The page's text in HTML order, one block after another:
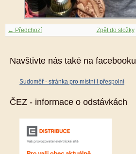
← Předchozí Zpět do složky
Navštivte nás také na facebooku
Sudoměř - stránka pro místní i přespolní
ČEZ - informace o odstávkách